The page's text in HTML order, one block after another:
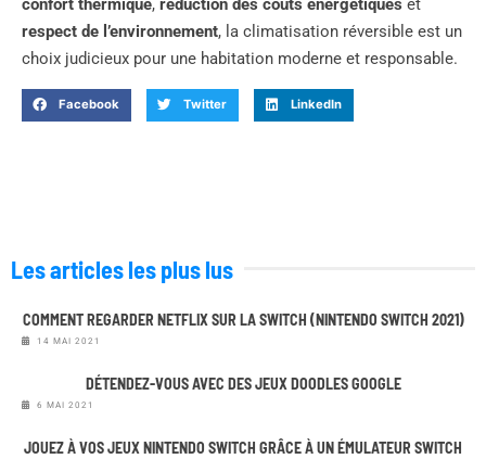
respect de l’environnement, la climatisation réversible est un
choix judicieux pour une habitation moderne et responsable.
Facebook Twitter LinkedIn
Les articles les plus lus
COMMENT REGARDER NETFLIX SUR LA SWITCH (NINTENDO SWITCH 2021)
14 MAI 2021
DÉTENDEZ-VOUS AVEC DES JEUX DOODLES GOOGLE
6 MAI 2021
JOUEZ À VOS JEUX NINTENDO SWITCH GRÂCE À UN ÉMULATEUR SWITCH